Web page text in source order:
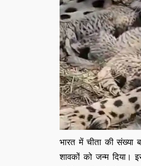
भारत में चीता की संख्या
शावकों को जन्म दिया।